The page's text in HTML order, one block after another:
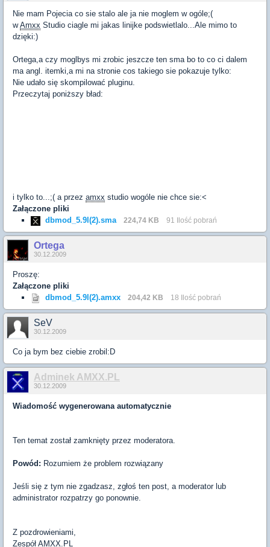
Nie mam Pojecia co sie stalo ale ja nie moglem w ogóle;(
wAmxx Studio ciagle mi jakas linijke podswietlalo...Ale mimo to
dzięki:)
Ortega,a czy moglbys mi zrobic jeszcze ten sma bo to co ci dalem
ma angl. itemki,a mi na stronie cos takiego sie pokazuje tylko:
Nie udało się skompilować pluginu.
Przeczytaj poniższy bład:
i tylko to...;( a przez amxx studio wogóle nie chce sie:<
Załączone pliki
dbmod_5.9l(2).sma
224,74 KB 91 Ilość pobrań
Ortega
30.12.2009
Proszę:
Załączone pliki
dbmod_5.9l(2).amxx
204,42 KB 18 Ilość pobrań
SeV
30.12.2009
Co ja bym bez ciebie zrobil:D
Adminek AMXX.PL
30.12.2009
Wiadomość wygenerowana automatycznie
Ten temat został zamknięty przez moderatora.
Powód: Rozumiem że problem rozwiązany
Jeśli się z tym nie zgadzasz, zgłoś ten post, a moderator lub
administrator rozpatrzy go ponownie.
Z pozdrowieniami,
Zespół AMXX.PL